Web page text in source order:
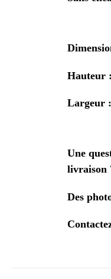
Hauteur
Largeur
Une
livraison
Des